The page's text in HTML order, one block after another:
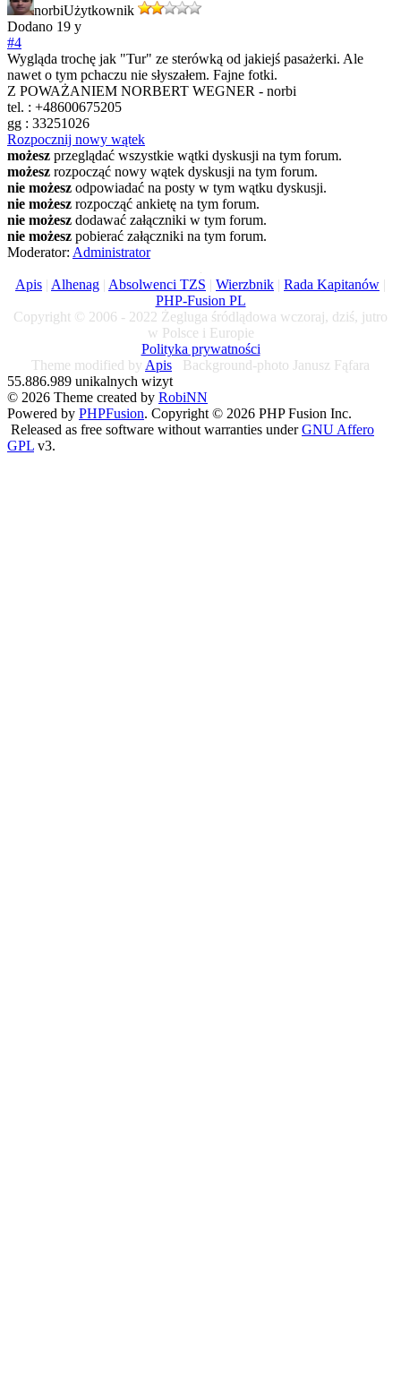
norbiUżytkownik
Dodano 19 y
#4
Wygląda trochę jak "Tur" ze sterówką od jakiejś pasażerki. Ale
nawet o tym pchaczu nie słyszałem. Fajne fotki.
Z POWAŻANIEM NORBERT WEGNER - norbi
tel. : +48600675205
gg : 33251026
Rozpocznij nowy wątek
możesz przeglądać wszystkie wątki dyskusji na tym forum.
możesz rozpocząć nowy wątek dyskusji na tym forum.
nie możesz odpowiadać na posty w tym wątku dyskusji.
nie możesz rozpocząć ankietę na tym forum.
nie możesz dodawać załączniki w tym forum.
nie możesz pobierać załączniki na tym forum.
Moderator: Administrator
Apis | Alhenag | Absolwenci TZS | Wierzbnik | Rada Kapitanów |
PHP-Fusion PL
Copyright © 2006 - 2022 Żegluga śródlądowa wczoraj, dziś, jutro
w Polsce i Europie
Polityka prywatności
Theme modified by Apis Background-photo Janusz Fąfara
55.886.989 unikalnych wizyt
© 2026 Theme created by RobiNN
Powered by PHPFusion. Copyright © 2026 PHP Fusion Inc.
Released as free software without warranties underGNU Affero
GPL v3.